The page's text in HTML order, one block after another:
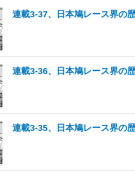
連載3-37、日本鳩レース界の
連載3-36、日本鳩レース界の
連載3-35、日本鳩レース界の